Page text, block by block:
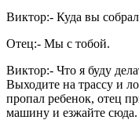
Виктор:- Куда вы
Отец:- Мы с тобой.
Виктор:- Что я буду
Выходите на трассу и
пропал ребенок, отец
машину и езжайте сюда.